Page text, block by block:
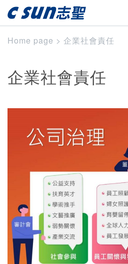
Home page > 企業社會責任
企業社會責任